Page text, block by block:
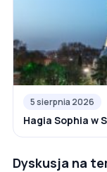
5 sierpnia 2026
Hagia Sophia w
Dyskusja na